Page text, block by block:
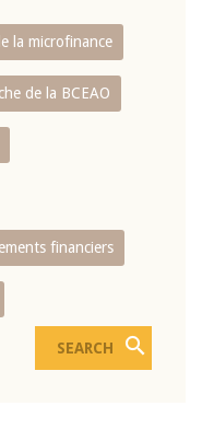
la microfinance
de la BCEAO
financiers